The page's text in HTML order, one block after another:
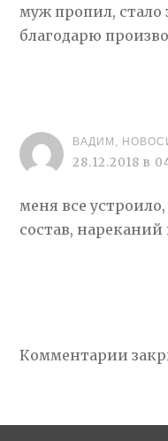
муж пропил, стало
благодарю
ВАДИМ,
28.12.2018 в
меня все
состав,
Комментарии